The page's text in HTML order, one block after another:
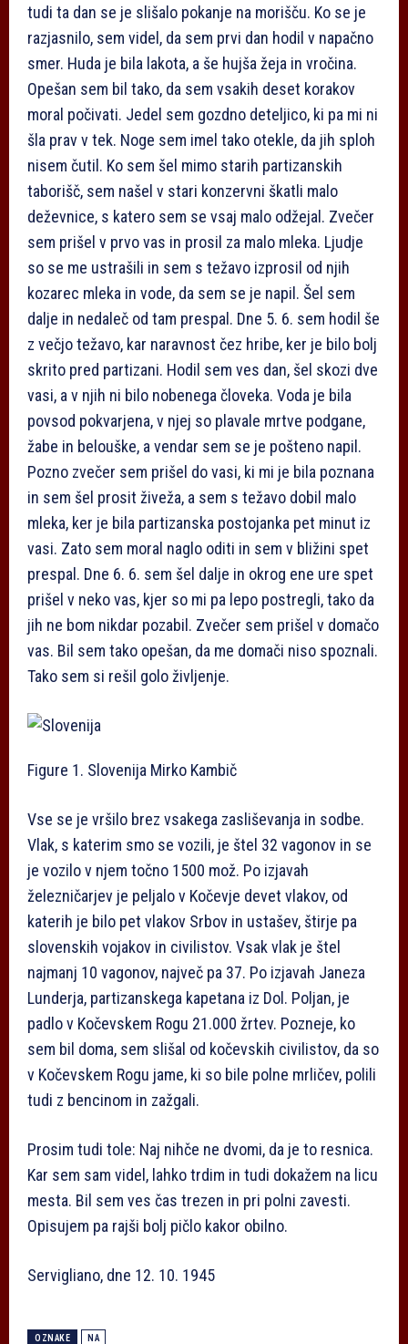
tudi ta dan se je slišalo pokanje na morišču. Ko se je
razjasnilo, sem videl, da sem prvi dan hodil v napačno
smer. Huda je bila lakota, a še hujša žeja in vročina.
Opešan sem bil tako, da sem vsakih deset korakov
moral počivati. Jedel sem gozdno deteljico, ki pa mi ni
šla prav v tek. Noge sem imel tako otekle, da jih sploh
nisem čutil. Ko sem šel mimo starih partizanskih
taborišč, sem našel v stari konzervni škatli malo
deževnice, s katero sem se vsaj malo odžejal. Zvečer
sem prišel v prvo vas in prosil za malo mleka. Ljudje
so se me ustrašili in sem s težavo izprosil od njih
kozarec mleka in vode, da sem se je napil. Šel sem
dalje in nedaleč od tam prespal. Dne 5. 6. sem hodil še
z večjo težavo, kar naravnost čez hribe, ker je bilo bolj
skrito pred partizani. Hodil sem ves dan, šel skozi dve
vasi, a v njih ni bilo nobenega človeka. Voda je bila
povsod pokvarjena, v njej so plavale mrtve podgane,
žabe in belouške, a vendar sem se je pošteno napil.
Pozno zvečer sem prišel do vasi, ki mi je bila poznana
in sem šel prosit živeža, a sem s težavo dobil malo
mleka, ker je bila partizanska postojanka pet minut iz
vasi. Zato sem moral naglo oditi in sem v bližini spet
prespal. Dne 6. 6. sem šel dalje in okrog ene ure spet
prišel v neko vas, kjer so mi pa lepo postregli, tako da
jih ne bom nikdar pozabil. Zvečer sem prišel v domačo
vas. Bil sem tako opešan, da me domači niso spoznali.
Tako sem si rešil golo življenje.
Figure 1. Slovenija Mirko Kambič
Vse se je vršilo brez vsakega zasliševanja in sodbe.
Vlak, s katerim smo se vozili, je štel 32 vagonov in se
je vozilo v njem točno 1500 mož. Po izjavah
železničarjev je peljalo v Kočevje devet vlakov, od
katerih je bilo pet vlakov Srbov in ustašev, štirje pa
slovenskih vojakov in civilistov. Vsak vlak je štel
najmanj 10 vagonov, največ pa 37. Po izjavah Janeza
Lunderja, partizanskega kapetana iz Dol. Poljan, je
padlo v Kočevskem Rogu 21.000 žrtev. Pozneje, ko
sem bil doma, sem slišal od kočevskih civilistov, da so
v Kočevskem Rogu jame, ki so bile polne mrličev, polili
tudi z bencinom in zažgali.
Prosim tudi tole: Naj nihče ne dvomi, da je to resnica.
Kar sem sam videl, lahko trdim in tudi dokažem na licu
mesta. Bil sem ves čas trezen in pri polni zavesti.
Opisujem pa rajši bolj pičlo kakor obilno.
Servigliano, dne 12. 10. 1945
OZNAKE NA